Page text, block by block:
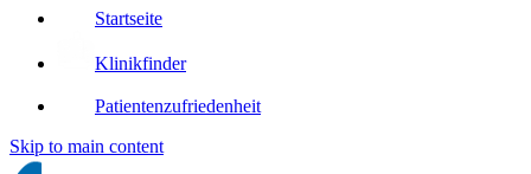
Startseite
Klinikfinder
Patientenzufriedenheit
Skip to main content